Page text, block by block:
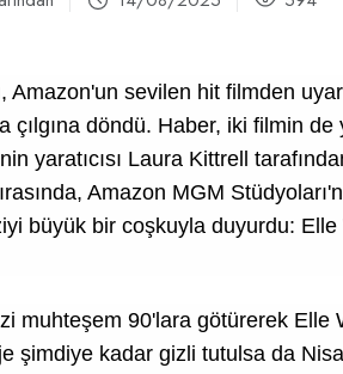
Amazon'un sevilen hit filmden
çılgına döndü. Haber, iki filmin de
yaratıcısı Laura Kittrell
Amazon MGM
büyük bir coşkuyla duyurdu: Elle
muhteşem 90'lara götürerek Elle
şimdiye kadar gizli tutulsa da